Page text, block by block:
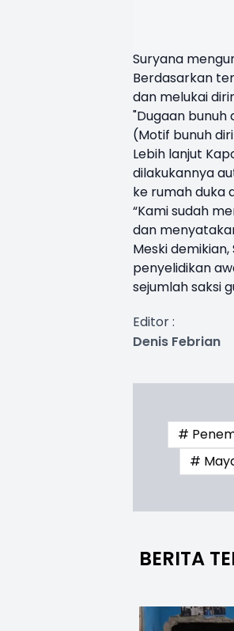
Suryana
Berdasarkan
dan melukai
"Dugaan bunuh
(Motif bunuh
Lebih lanjut
dilakukannya
ke rumah duka
“Kami sudah
dan
Meski
penyelidikan
sejumlah saksi
Editor :
Denis Febrian
#
#
BERITA